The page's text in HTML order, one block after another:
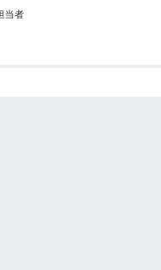
シコメルメニューブースト」
回はこれま...
当者